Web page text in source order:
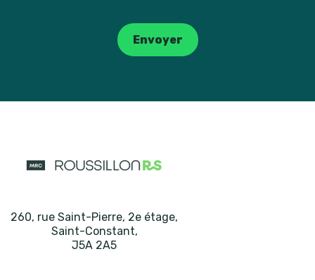
Envoyer
260, rue Saint-Pierre, 2e étage,
Saint-Constant,
J5A 2A5